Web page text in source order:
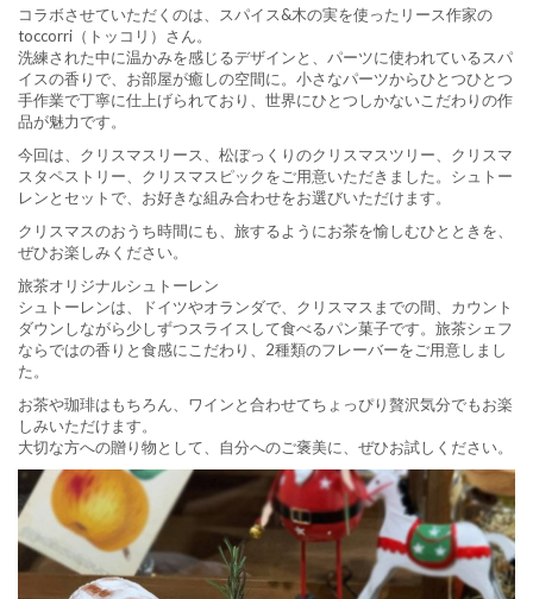
コラボさせていただくのは、スパイス&木の実を使ったリース作家の
toccorri（トッコリ）さん。
洗練された中に温かみを感じるデザインと、パーツに使われているスパ
イスの香りで、お部屋が癒しの空間に。小さなパーツからひとつひとつ
手作業で丁寧に仕上げられており、世界にひとつしかないこだわりの作
品が魅力です。
今回は、クリスマスリース、松ぼっくりのクリスマスツリー、クリスマ
スタペストリー、クリスマスピックをご用意いただきました。シュトー
レンとセットで、お好きな組み合わせをお選びいただけます。
クリスマスのおうち時間にも、旅するようにお茶を愉しむひとときを、
ぜひお楽しみください。
旅茶オリジナルシュトーレン
シュトーレンは、ドイツやオランダで、クリスマスまでの間、カウント
ダウンしながら少しずつスライスして食べるパン菓子です。旅茶シェフ
ならではの香りと食感にこだわり、2種類のフレーバーをご用意しまし
た。
お茶や珈琲はもちろん、ワインと合わせてちょっぴり贅沢気分でもお楽
しみいただけます。
大切な方への贈り物として、自分へのご褒美に、ぜひお試しください。